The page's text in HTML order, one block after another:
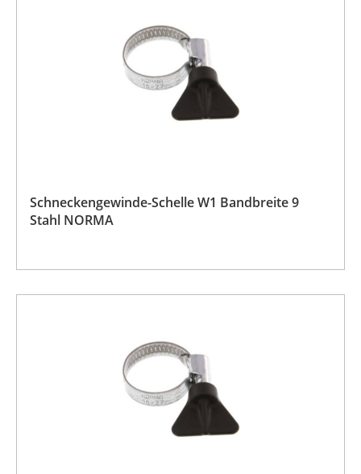
Schneckengewinde-Schelle W1 Bandbreite 9
Stahl NORMA